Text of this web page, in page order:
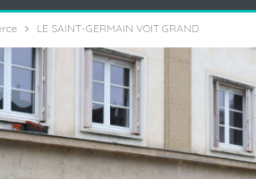
LE SAINT-GERMAIN VOIT GRAND